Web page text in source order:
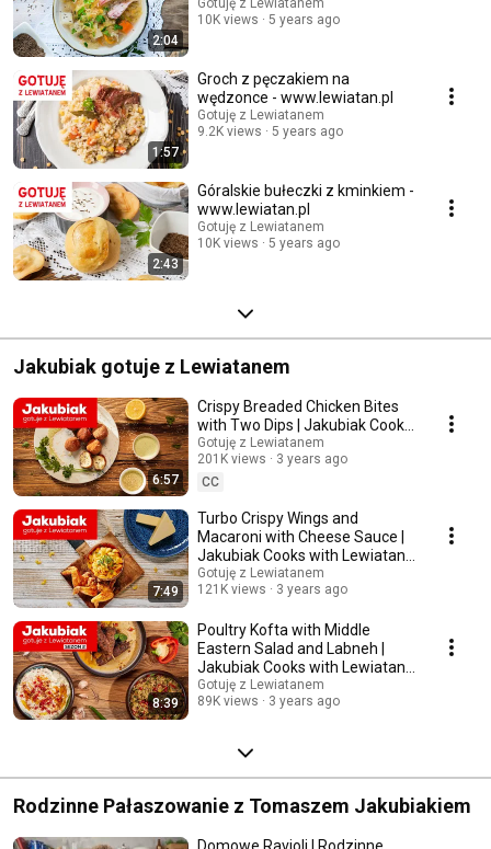
2:04
10K views
5 years ago
1:57
Groch z pęczakiem na
wędzonce - www.lewiatan.pl
Gotuję z Lewiatanem
9.2K views
5 years ago
2:43
Góralskie bułeczki z kminkiem -
www.lewiatan.pl
Gotuję z Lewiatanem
10K views
5 years ago
Jakubiak gotuje z Lewiatanem
6:57
Crispy Breaded Chicken Bites
with Two Dips | Jakubiak Cooks
with Lewiatan Ep. 4
Gotuję z Lewiatanem
201K views
3 years ago
CC
7:49
Turbo Crispy Wings and
Macaroni with Cheese Sauce |
Jakubiak Cooks with Lewiatan
Ep. 14
Gotuję z Lewiatanem
121K views
3 years ago
8:39
Poultry Kofta with Middle
Eastern Salad and Labneh |
Jakubiak Cooks with Lewiatan
Ep. 10
Gotuję z Lewiatanem
89K views
3 years ago
Rodzinne Pałaszowanie z Tomaszem Jakubiakiem
Domowe Ravioli | Rodzinne